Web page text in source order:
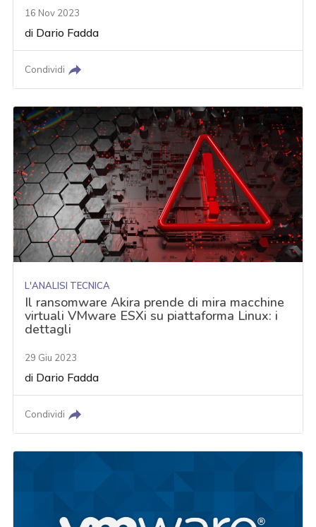
16 Nov 2023
di Dario Fadda
Condividi
L'ANALISI TECNICA
Il ransomware Akira prende di mira macchine
virtuali VMware ESXi su piattaforma Linux: i
dettagli
29 Giu 2023
di Dario Fadda
Condividi